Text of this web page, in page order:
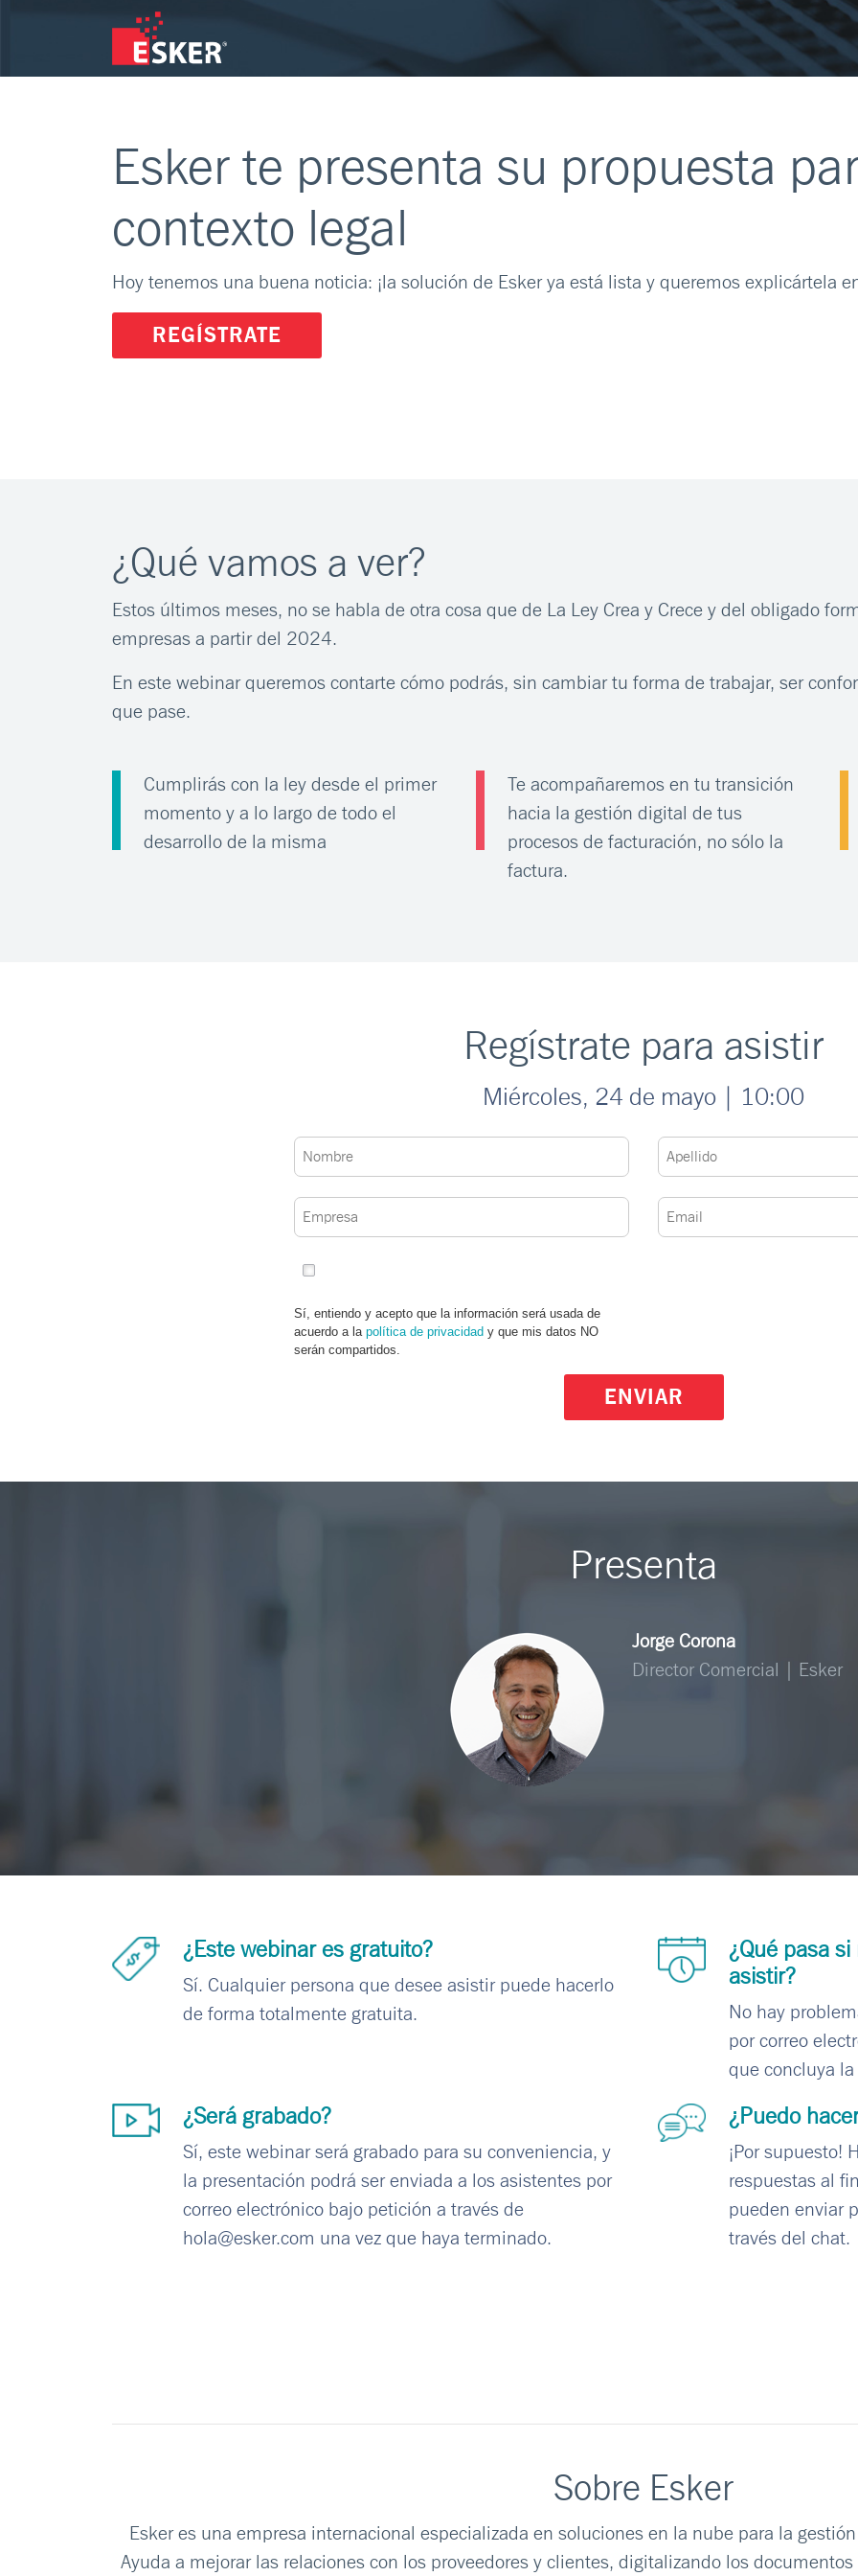
Esker te presenta su propuesta
contexto legal
Hoy tenemos una buena noticia: ¡la solución de Esker ya está lista y queremos explicártela
REGÍSTRATE
¿Qué vamos a ver?
Estos últimos meses, no se habla de otra cosa que de La Ley Crea y Crece y del obligado
empresas a partir del 2024.
En este webinar queremos contarte cómo podrás, sin cambiar tu forma de trabajar, ser
que pase.
Cumplirás con la ley desde el primer
momento y a lo largo de todo el
desarrollo de la misma
Te acompañaremos en tu transición
hacia la gestión digital de tus
procesos de facturación, no sólo la
factura.
Sobre Esker
Esker es una empresa internacional especializada en soluciones en la nube para la
Ayuda a mejorar las relaciones con los proveedores y clientes, digitalizando los
Regístrate para asistir
Miércoles, 24 de mayo | 10:00
Sí, entiendo y acepto que la información será usada de
acuerdo a la política de privacidad y que mis datos NO
serán compartidos.
ENVIAR
Presenta
Jorge Corona
Director Comercial | Esker
¿Este webinar es gratuito?
Sí. Cualquier persona que desee asistir puede hacerlo
de forma totalmente gratuita.
¿Qué pasa
asistir?
No hay
por correo
que concluya
¿Será grabado?
Sí, este webinar será grabado para su conveniencia, y
la presentación podrá ser enviada a los asistentes por
correo electrónico bajo petición a través de
hola@esker.com una vez que haya terminado.
¿Puedo
¡Por supuesto!
respuestas al
pueden enviar
través del chat.